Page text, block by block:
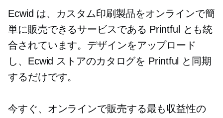
Ecwid は、カスタム印刷製品をオンラインで簡
単に販売できるサービスである Printful とも統
合されています。デザインをアップロード
し、Ecwid ストアのカタログを Printful と同期
するだけです。
今すぐ、オンラインで販売する最も収益性の